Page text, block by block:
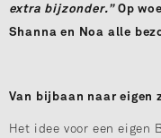
extra bijzonder.”Op
Shanna en Noa alle
Van bijbaan naar eigen
Het idee voor een eigen